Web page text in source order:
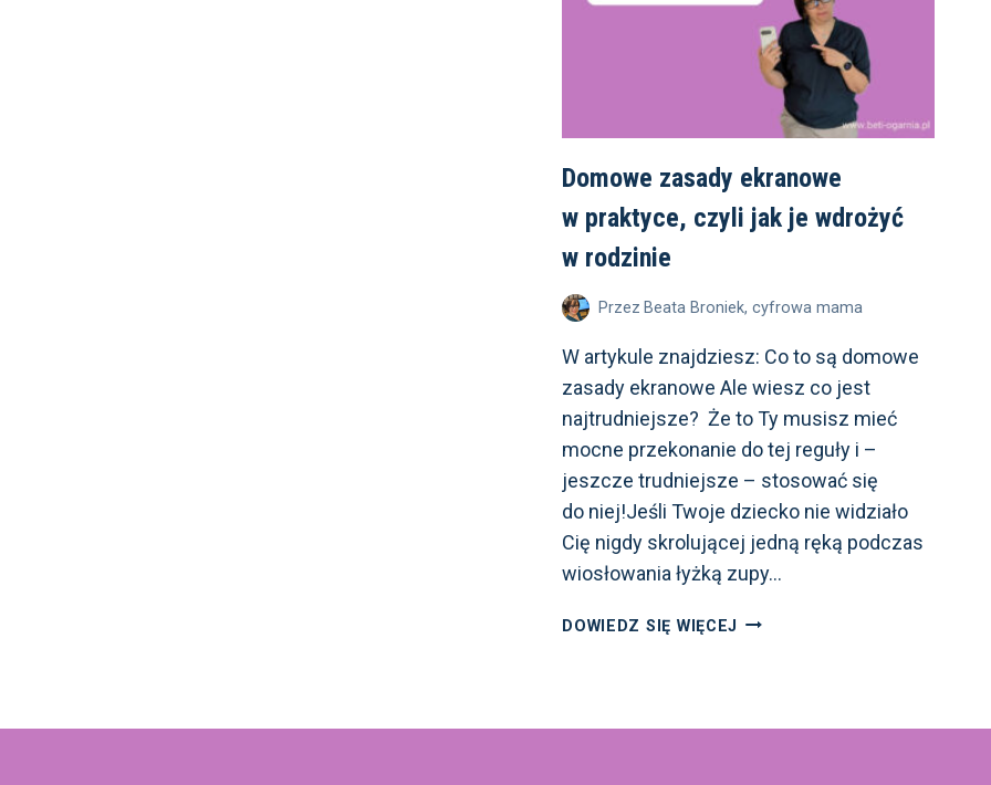
Domowe zasady ekranowe
w praktyce, czyli jak je wdrożyć
w rodzinie
Przez Beata Broniek, cyfrowa mama
W artykule znajdziesz: Co to są domowe
zasady ekranowe Ale wiesz co jest
najtrudniejsze? Że to Ty musisz mieć
mocne przekonanie do tej reguły i –
jeszcze trudniejsze – stosować się
do niej!Jeśli Twoje dziecko nie widziało
Cię nigdy skrolującej jedną ręką podczas
wiosłowania łyżką zupy…
DOWIEDZ SIĘ WIĘCEJ DOMOWE